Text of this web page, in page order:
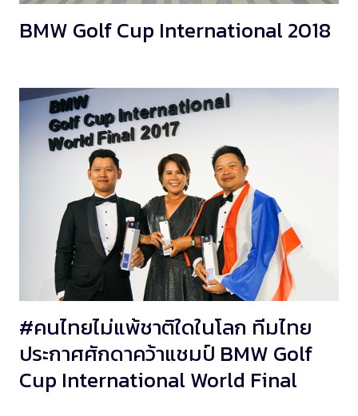
BMW Golf Cup International 2018
#คนไทยไม่แพ้ชาติใดในโลก ทีมไทย
ประกาศศักดาคว้าแชมป์ BMW Golf
Cup International World Final